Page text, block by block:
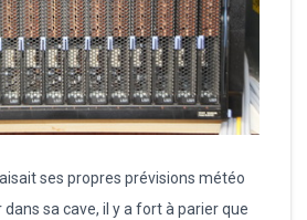
ses propres prévisions météo
sa cave, il y a fort à parier que